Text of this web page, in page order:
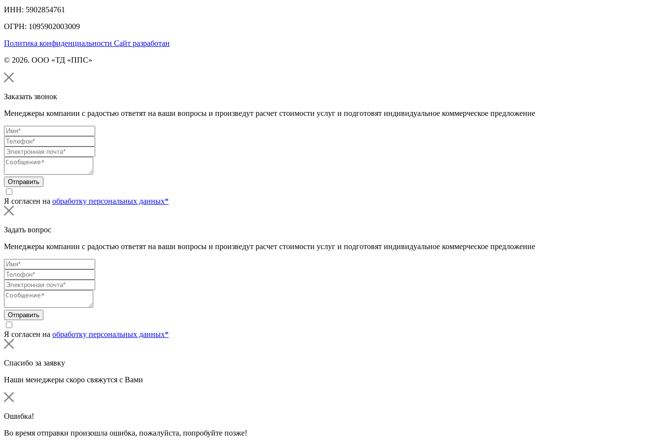
ИНН: 5902854761
ОГРН: 1095902003009
Политика конфиденциальности Сайт разработан
© 2026. ООО «ТД «ППС»
Заказать звонок
Менеджеры компании с радостью ответят на ваши вопросы и произведут расчет стоимости услуг и подготовят индивидуальное коммерческое предложение
Отправить
Я согласен на обработку персональных данных*
Задать вопрос
Менеджеры компании с радостью ответят на ваши вопросы и произведут расчет стоимости услуг и подготовят индивидуальное коммерческое предложение
Отправить
Я согласен на обработку персональных данных*
Спасибо за заявку
Наши менеджеры скоро свяжутся с Вами
Ошибка!
Во время отправки произошла ошибка, пожалуйста, попробуйте позже!